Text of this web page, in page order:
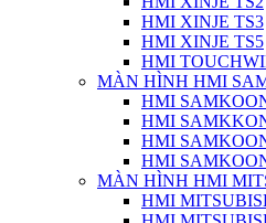
HMI XINJE TS3
HMI XINJE TS5
HMI
MÀN HÌNH HMI
HMI
HMI
HMI
HMI
MÀN HÌNH HMI
HMI